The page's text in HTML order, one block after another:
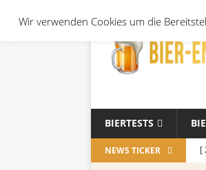
BIERTESTS
NEWS TICKER [
Wir verwenden Cookies um die